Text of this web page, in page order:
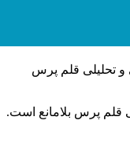
و تحلیلی قلم پرس
قلم پرس بلامانع است.